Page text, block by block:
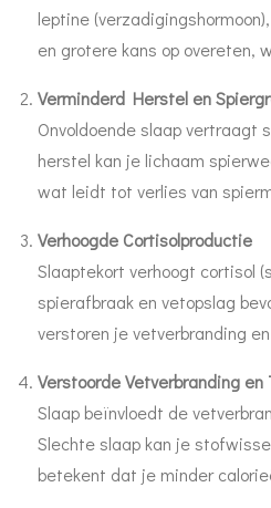
leptine
en grotere kans op overeten,
Verminderd Herstel en
Onvoldoende slaap vertraagt
herstel kan je lichaam
wat leidt tot verlies van
Verhoogde Cortisolproductie
Slaaptekort verhoogt cortisol
spierafbraak en vetopslag
verstoren je vetverbranding
Verstoorde Vetverbranding
Slaap beïnvloedt de
Slechte slaap kan je
betekent dat je minder